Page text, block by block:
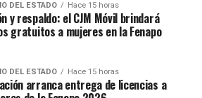
el estacionamiento de la FENAPO
droga en una unidad con códigos
DEL ESTADO Hace 15 horas
y respaldo: el CJM Móvil brindará
gratuitos a mujeres en la Fenapo
DEL ESTADO Hace 15 horas
arranca entrega de licencias a